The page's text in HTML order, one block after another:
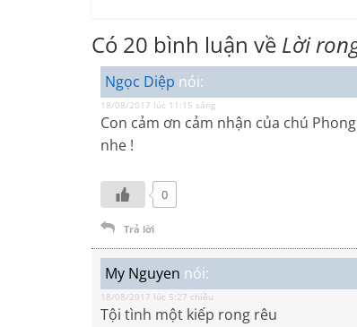
Có 20 bình luận về Lời
Ngọc Diệp nói:
18/08/2017 lúc 11:15 sáng
Con cảm ơn cảm nhận của chú
nhe !
0
Trả lời
My Nguyen nói:
18/08/2017 lúc 5:27 chiều
Tội tình một kiếp rong rêu